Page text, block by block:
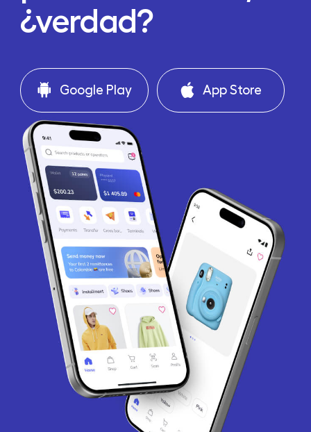
¿verdad?
Google Play App Store